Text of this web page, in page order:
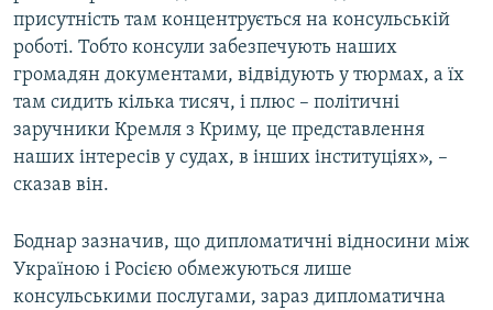
присутність там концентрується на консульській
роботі. Тобто консули забезпечують наших
громадян документами, відвідують у тюрмах, а їх
там сидить кілька тисяч, і плюс – політичні
заручники Кремля з Криму, це представлення
наших інтересів у судах, в інших інституціях», –
сказав він.
Боднар зазначив, що дипломатичні відносини між
Україною і Росією обмежуються лише
консульськими послугами, зараз дипломатична